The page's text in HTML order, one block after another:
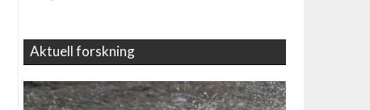
Aktuell forskning